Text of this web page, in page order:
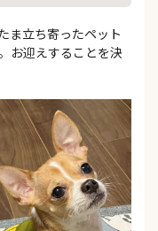
ま立ち寄ったペット
お迎えすることを決